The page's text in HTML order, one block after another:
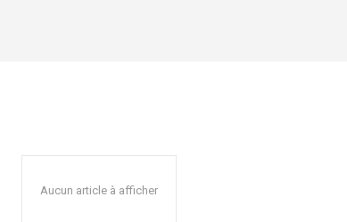
Aucun article à afficher